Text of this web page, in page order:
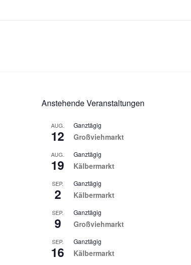
Anstehende Veranstaltungen
AUG.
12
Ganztägig
Großviehmarkt
AUG.
19
Ganztägig
Kälbermarkt
SEP.
2
Ganztägig
Kälbermarkt
SEP.
9
Ganztägig
Großviehmarkt
SEP.
16
Ganztägig
Kälbermarkt